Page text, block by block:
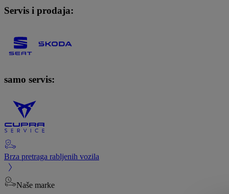
Servis i prodaja:
samo servis:
Brza pretraga rabljenih vozila
Naše marke